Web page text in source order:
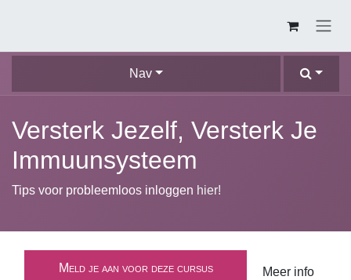
Nav
Versterk Jezelf, Versterk Je
Immuunsysteem
Tips voor probleemloos inloggenhier!
Meld je aan voor deze cursus Meer info